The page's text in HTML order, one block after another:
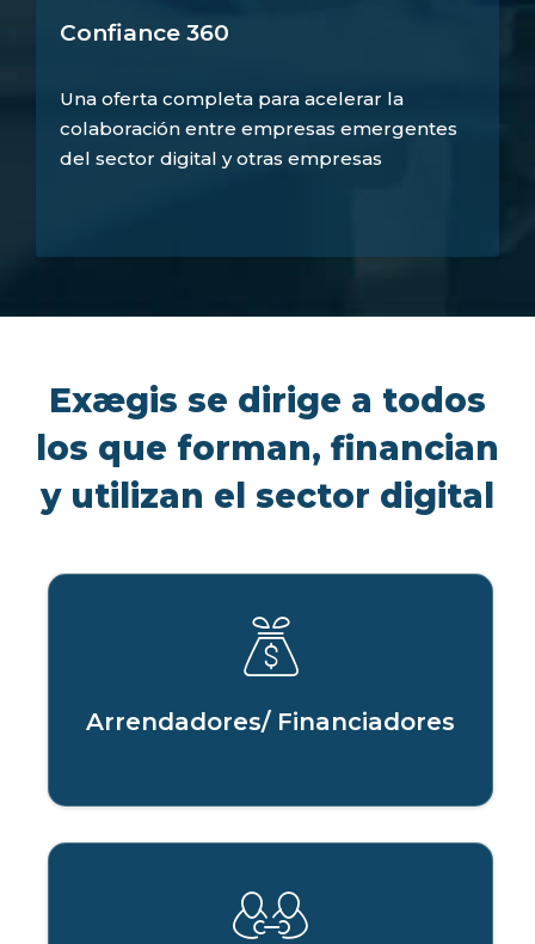
Confiance 360
Una oferta completa para acelerar la
colaboración entre empresas emergentes
del sector digital y otras empresas
Exægis se dirige a todos
los que forman, financian
y utilizan el sector digital
Arrendadores/ Financiadores